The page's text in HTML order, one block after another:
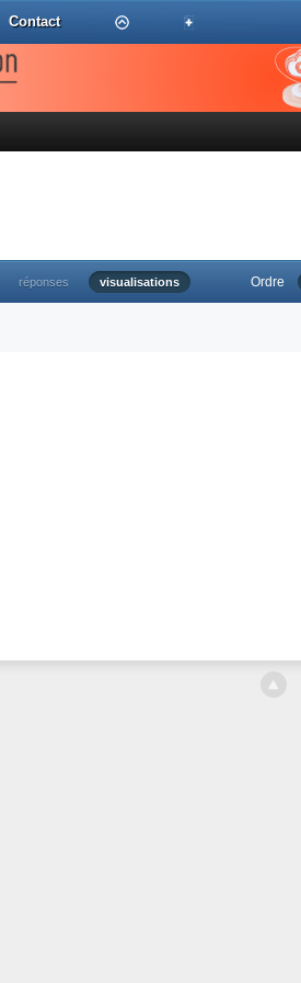
Contact
réponses visualisations Ordre